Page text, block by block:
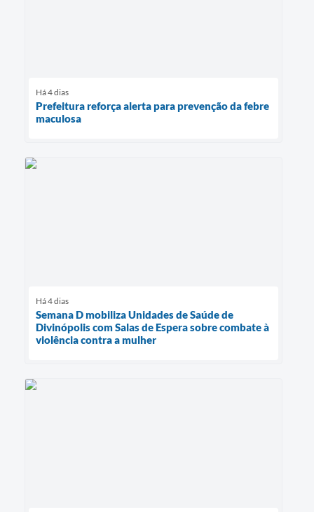
Há 4 dias
Prefeitura reforça alerta para prevenção da febre
maculosa
Há 4 dias
Semana D mobiliza Unidades de Saúde de
Divinópolis com Salas de Espera sobre combate à
violência contra a mulher